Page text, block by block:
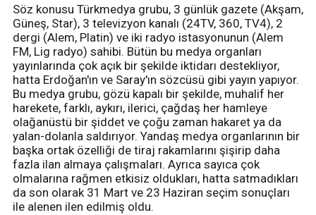
Söz konusu Türkmedya grubu, 3 günlük gazete (Akşam,
Güneş, Star), 3 televizyon kanalı (24TV, 360, TV4), 2
dergi (Alem, Platin) ve iki radyo istasyonunun (Alem
FM, Lig radyo) sahibi. Bütün bu medya organları
yayınlarında çok açık bir şekilde iktidarı destekliyor,
hatta Erdoğan'ın ve Saray'ın sözcüsü gibi yayın yapıyor.
Bu medya grubu, gözü kapalı bir şekilde, muhalif her
harekete, farklı, aykırı, ilerici, çağdaş her hamleye
olağanüstü bir şiddet ve çoğu zaman hakaret ya da
yalan-dolanla saldırıyor. Yandaş medya organlarının bir
başka ortak özelliği de tiraj rakamlarını şişirip daha
fazla ilan almaya çalışmaları. Ayrıca sayıca çok
olmalarına rağmen etkisiz oldukları, hatta satmadıkları
da son olarak 31 Mart ve 23 Haziran seçim sonuçları
ile alenen ilen edilmiş oldu.